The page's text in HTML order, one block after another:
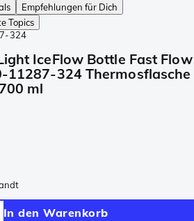
Empfehlungen für Dich
Topics
324
IceFlow Bottle Fast Flow
11287-324 Thermosflasche
ml
In den Warenkorb